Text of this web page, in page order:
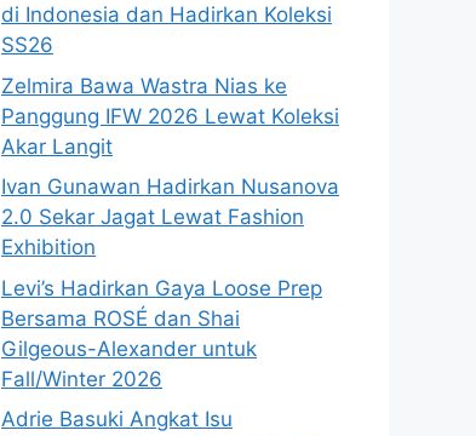
di Indonesia dan Hadirkan Koleksi
SS26
Zelmira Bawa Wastra Nias ke
Panggung IFW 2026 Lewat Koleksi
Akar Langit
Ivan Gunawan Hadirkan Nusanova
2.0 Sekar Jagat Lewat Fashion
Exhibition
Levi’s Hadirkan Gaya Loose Prep
Bersama ROSÉ dan Shai
Gilgeous-Alexander untuk
Fall/Winter 2026
Adrie Basuki Angkat Isu